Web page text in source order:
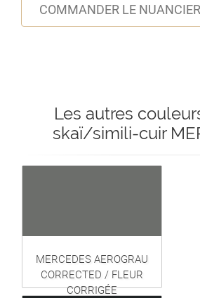
COMMANDER LE
Les autres
skaï/simili-cuir
MERCEDES AEROGRAU
CORRECTED / FLEUR
CORRIGÉE